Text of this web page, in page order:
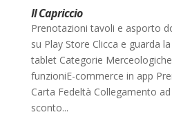
Il Capriccio
Prenotazioni tavoli e asporto
su Play Store Clicca e guarda
tablet Categorie
funzioniE-commerce in app
Carta Fedeltà Collegamento
sconto...